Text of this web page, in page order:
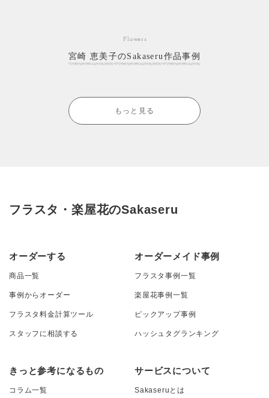
Flowers
宮崎 恵美子のSakaseru作品事例
もっと見る
フラスタ・楽屋花のSakaseru
オーダーする
商品一覧
事例からオーダー
フラスタ料金計算ツール
スタッフに相談する
オーダーメイド事例
フラスタ事例一覧
楽屋花事例一覧
ピックアップ事例
ハッシュタグランキング
きっと参考になるもの
コラム一覧
サービスについて
Sakaseruとは